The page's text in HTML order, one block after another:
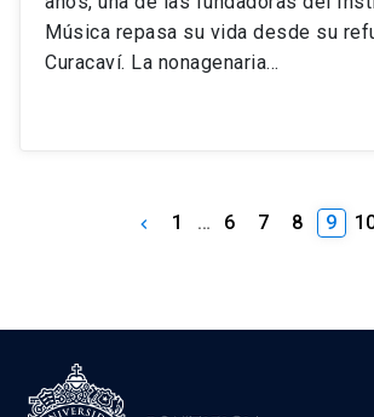
Música repasa su vida desde su
Curacaví. La nonagenaria…
keyboard_arrow_left 1 … 6 7 8 9